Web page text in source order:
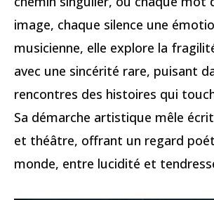
image, chaque silence une
musicienne, elle explore la
avec une sincérité rare, puisant
rencontres des histoires qui
Sa démarche artistique mêle
et théâtre, offrant un regard
monde, entre lucidité et